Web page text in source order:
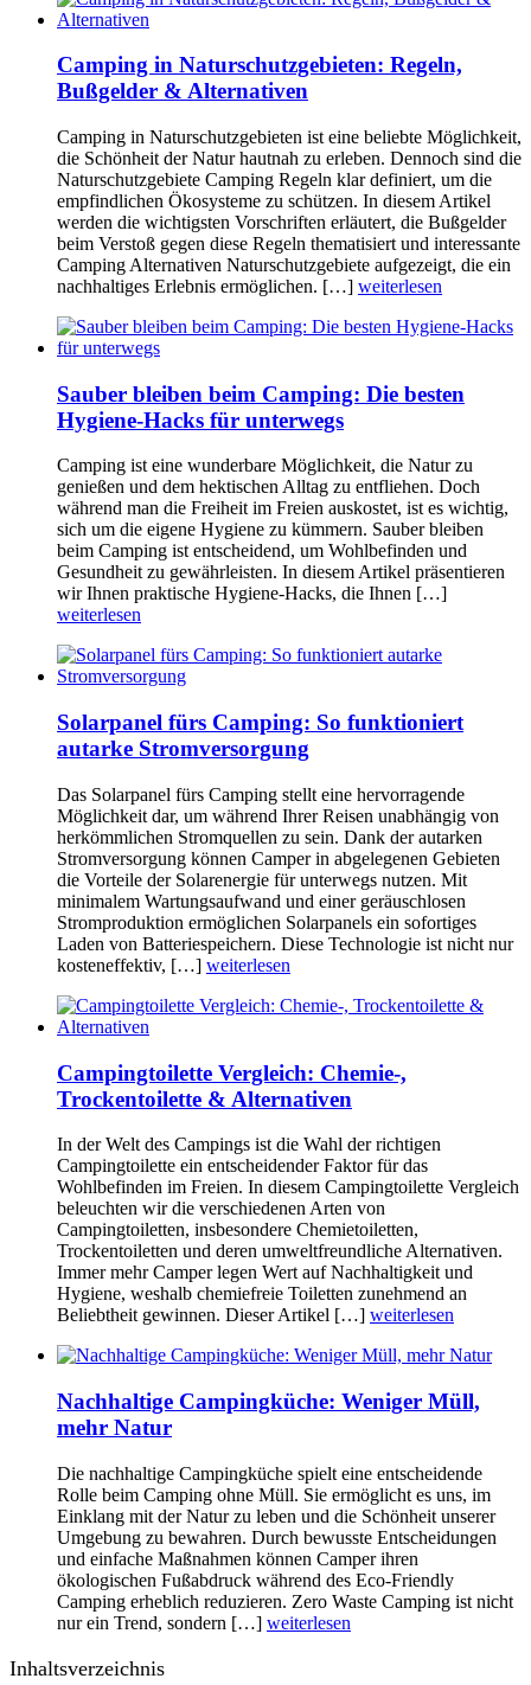
Camping in Naturschutzgebieten: Regeln,
Bußgelder & Alternativen
Camping in Naturschutzgebieten ist eine beliebte Möglichkeit,
die Schönheit der Natur hautnah zu erleben. Dennoch sind die
Naturschutzgebiete Camping Regeln klar definiert, um die
empfindlichen Ökosysteme zu schützen. In diesem Artikel
werden die wichtigsten Vorschriften erläutert, die Bußgelder
beim Verstoß gegen diese Regeln thematisiert und interessante
Camping Alternativen Naturschutzgebiete aufgezeigt, die ein
nachhaltiges Erlebnis ermöglichen. […] weiterlesen
Sauber bleiben beim Camping: Die besten
Hygiene-Hacks für unterwegs
Camping ist eine wunderbare Möglichkeit, die Natur zu
genießen und dem hektischen Alltag zu entfliehen. Doch
während man die Freiheit im Freien auskostet, ist es wichtig,
sich um die eigene Hygiene zu kümmern. Sauber bleiben
beim Camping ist entscheidend, um Wohlbefinden und
Gesundheit zu gewährleisten. In diesem Artikel präsentieren
wir Ihnen praktische Hygiene-Hacks, die Ihnen […]
weiterlesen
Solarpanel fürs Camping: So funktioniert
autarke Stromversorgung
Das Solarpanel fürs Camping stellt eine hervorragende
Möglichkeit dar, um während Ihrer Reisen unabhängig von
herkömmlichen Stromquellen zu sein. Dank der autarken
Stromversorgung können Camper in abgelegenen Gebieten
die Vorteile der Solarenergie für unterwegs nutzen. Mit
minimalem Wartungsaufwand und einer geräuschlosen
Stromproduktion ermöglichen Solarpanels ein sofortiges
Laden von Batteriespeichern. Diese Technologie ist nicht nur
kosteneffektiv, […] weiterlesen
Campingtoilette Vergleich: Chemie-,
Trockentoilette & Alternativen
In der Welt des Campings ist die Wahl der richtigen
Campingtoilette ein entscheidender Faktor für das
Wohlbefinden im Freien. In diesem Campingtoilette Vergleich
beleuchten wir die verschiedenen Arten von
Campingtoiletten, insbesondere Chemietoiletten,
Trockentoiletten und deren umweltfreundliche Alternativen.
Immer mehr Camper legen Wert auf Nachhaltigkeit und
Hygiene, weshalb chemiefreie Toiletten zunehmend an
Beliebtheit gewinnen. Dieser Artikel […] weiterlesen
Nachhaltige Campingküche: Weniger Müll,
mehr Natur
Die nachhaltige Campingküche spielt eine entscheidende
Rolle beim Camping ohne Müll. Sie ermöglicht es uns, im
Einklang mit der Natur zu leben und die Schönheit unserer
Umgebung zu bewahren. Durch bewusste Entscheidungen
und einfache Maßnahmen können Camper ihren
ökologischen Fußabdruck während des Eco-Friendly
Camping erheblich reduzieren. Zero Waste Camping ist nicht
nur ein Trend, sondern […] weiterlesen
Inhaltsverzeichnis